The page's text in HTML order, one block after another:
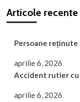
Retezat
Articole recente
Persoane
aprilie 6, 2026
Accident rutier cu
aprilie 6, 2026